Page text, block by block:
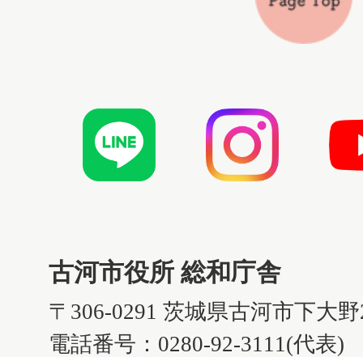
古河市役所 総和庁舎
〒306-0291 茨城県古河市下大
電話番号：0280-92-3111(代表)